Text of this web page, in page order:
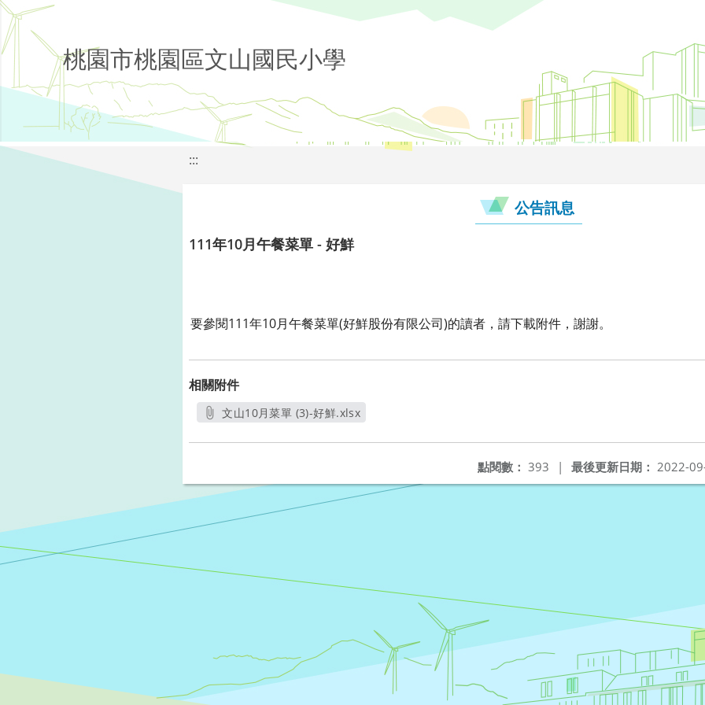
桃園市桃園區文山國民小學
:::
公告訊息
111年10月午餐菜單 - 好鮮
要參閱111年10月午餐菜單(好鮮股份有限公司)的讀者，請下載附件，謝謝。
相關附件
文山10月菜單 (3)-好鮮.xlsx
最後更新日期： 2022-
點閱數： 393 |